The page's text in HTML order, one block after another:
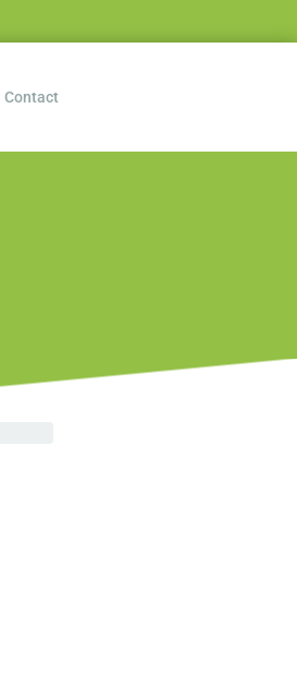
Contact